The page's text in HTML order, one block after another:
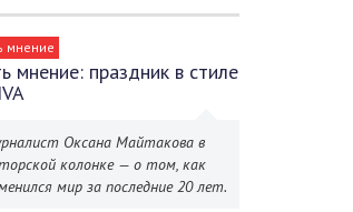
мнение
мнение: праздник в стиле
Оксана Майтакова в
колонке — о том, как
мир за последние 20 лет.